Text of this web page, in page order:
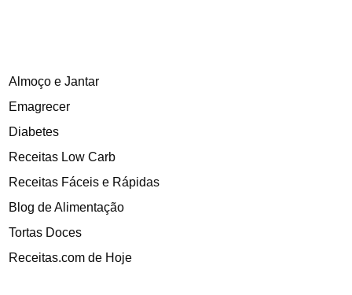
Almoço e Jantar
Emagrecer
Diabetes
Receitas Low Carb
Receitas Fáceis e Rápidas
Blog de Alimentação
Tortas Doces
Receitas.com de Hoje